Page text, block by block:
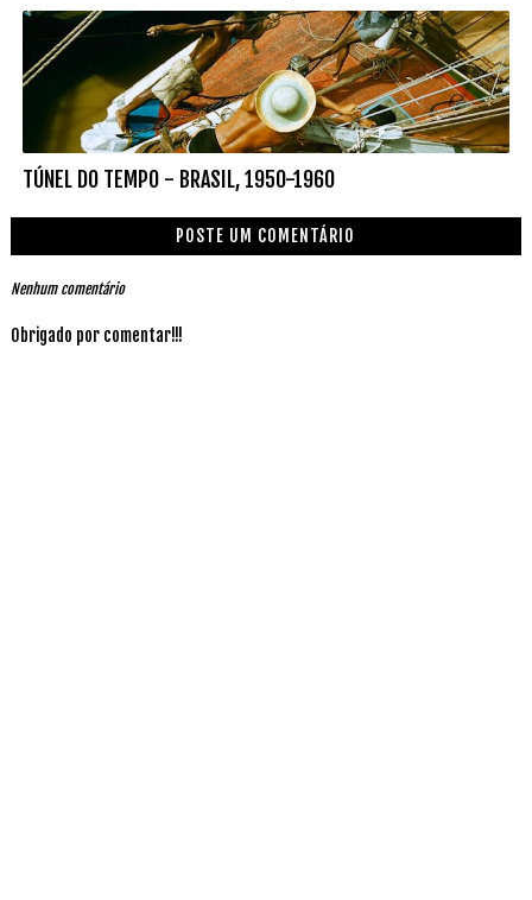
TÚNEL DO TEMPO - BRASIL, 1950-1960
POSTE UM COMENTÁRIO
Nenhum comentário
Obrigado por comentar!!!